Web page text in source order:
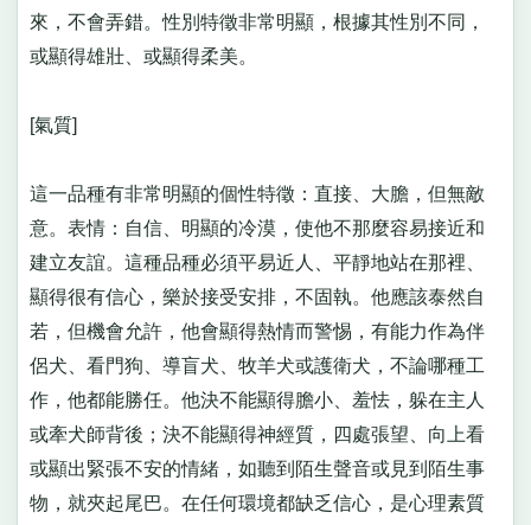
來，不會弄錯。性別特徵非常明顯，根據其性別不同，
或顯得雄壯、或顯得柔美。
[氣質]
這一品種有非常明顯的個性特徵：直接、大膽，但無敵
意。表情：自信、明顯的冷漠，使他不那麼容易接近和
建立友誼。這種品種必須平易近人、平靜地站在那裡、
顯得很有信心，樂於接受安排，不固執。他應該泰然自
若，但機會允許，他會顯得熱情而警惕，有能力作為伴
侶犬、看門狗、導盲犬、牧羊犬或護衛犬，不論哪種工
作，他都能勝任。他決不能顯得膽小、羞怯，躲在主人
或牽犬師背後；決不能顯得神經質，四處張望、向上看
或顯出緊張不安的情緒，如聽到陌生聲音或見到陌生事
物，就夾起尾巴。在任何環境都缺乏信心，是心理素質